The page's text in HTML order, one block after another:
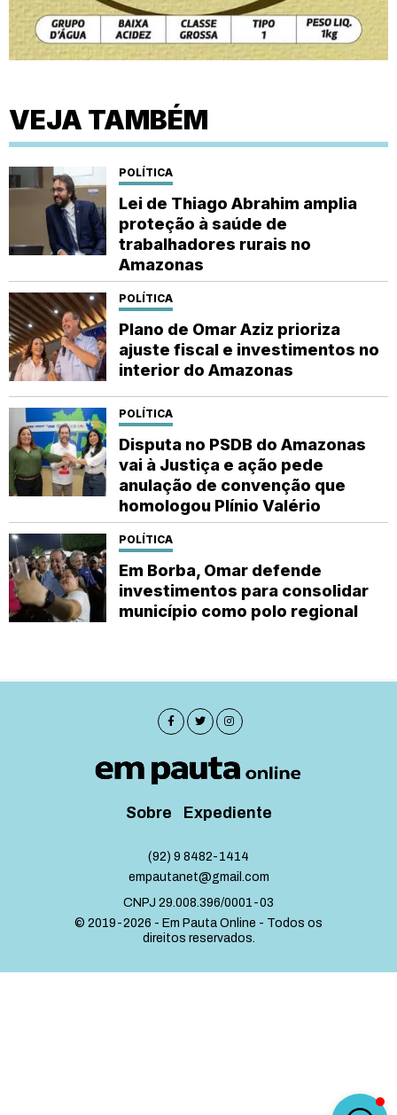
VEJA TAMBÉM
POLÍTICA
Lei de Thiago Abrahim amplia
proteção à saúde de
trabalhadores rurais no
Amazonas
POLÍTICA
Plano de Omar Aziz prioriza
ajuste fiscal e investimentos no
interior do Amazonas
POLÍTICA
Disputa no PSDB do Amazonas
vai à Justiça e ação pede
anulação de convenção que
homologou Plínio Valério
POLÍTICA
Em Borba, Omar defende
investimentos para consolidar
município como polo regional
Sobre Expediente
(92) 9 8482-1414
empautanet@gmail.com
CNPJ 29.008.396/0001-03
© 2019-2026 - Em Pauta Online - Todos os
direitos reservados.